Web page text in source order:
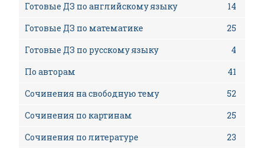
Готовые ДЗ по английскому языку
14
Готовые ДЗ по математике
25
Готовые ДЗ по русскому языку
4
По авторам
41
Сочинения на свободную тему
52
Сочинения по картинам
25
Сочинения по литературе
23